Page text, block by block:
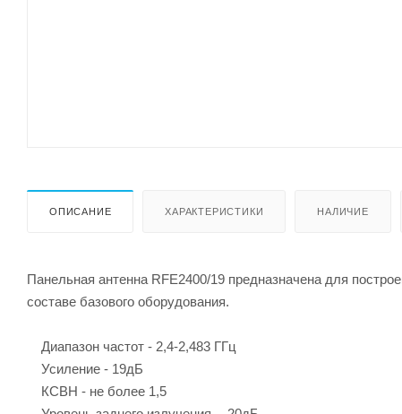
ОПИСАНИЕ ХАРАКТЕРИСТИКИ НАЛИЧИЕ
Панельная антенна RFE2400/19 предназначена для
составе базового оборудования.
Диапазон частот - 2,4-2,483 ГГц
Усиление - 19дБ
КСВН - не более 1,5